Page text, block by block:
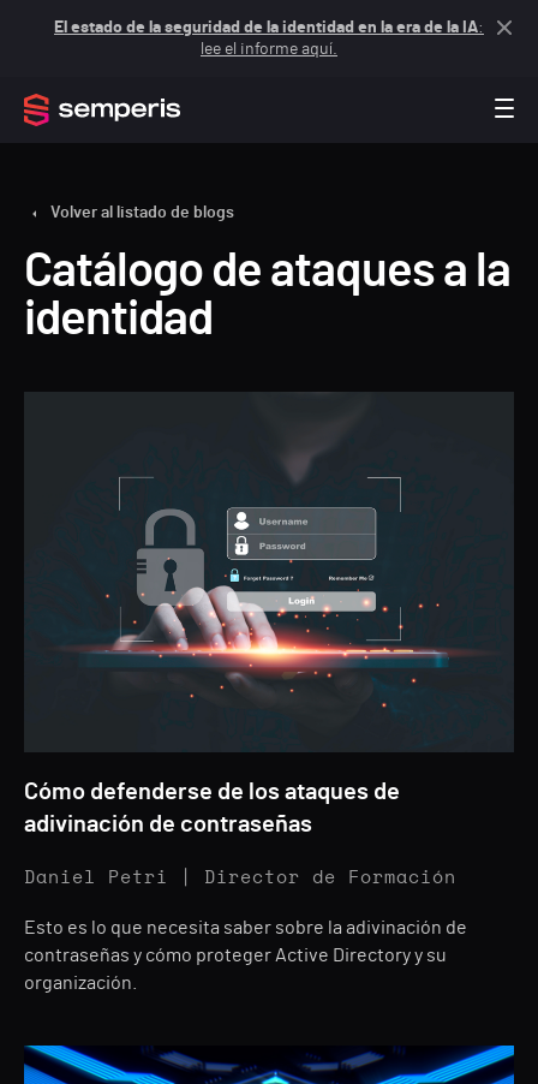
El estado de la seguridad de la identidad en la era de la IA:
lee el informe aquí.
Volver al listado de blogs
Catálogo de ataques a la
identidad
Cómo defenderse de los ataques de
adivinación de contraseñas
Daniel Petri | Director de Formación
Esto es lo que necesita saber sobre la adivinación de
contraseñas y cómo proteger Active Directory y su
organización.